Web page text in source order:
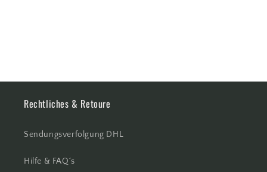
Rechtliches & Retoure
Sendungsverfolgung DHL
Hilfe & FAQ´s